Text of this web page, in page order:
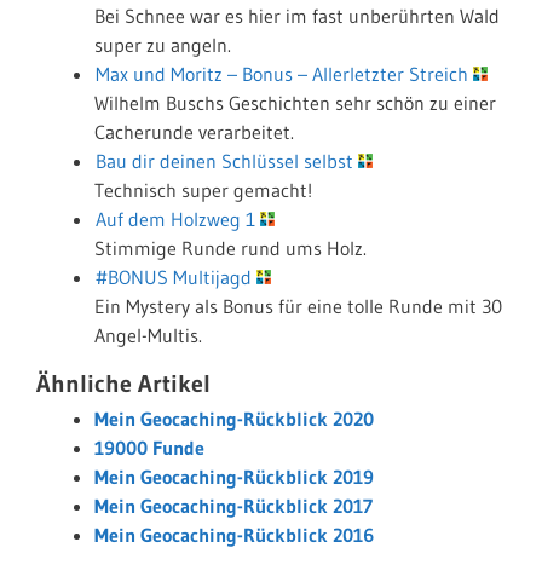
Bei Schnee war es hier im fast unberührten Wald
super zu angeln.
Max und Moritz – Bonus – Allerletzter Streich
Wilhelm Buschs Geschichten sehr schön zu einer
Cacherunde verarbeitet.
Bau dir deinen Schlüssel selbst
Technisch super gemacht!
Auf dem Holzweg 1
Stimmige Runde rund ums Holz.
#BONUS Multijagd
Ein Mystery als Bonus für eine tolle Runde mit 30
Angel-Multis.
Ähnliche Artikel
Mein Geocaching-Rückblick 2020
19000 Funde
Mein Geocaching-Rückblick 2019
Mein Geocaching-Rückblick 2017
Mein Geocaching-Rückblick 2016